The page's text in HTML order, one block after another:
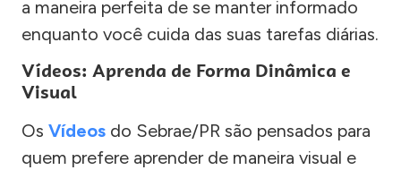
a maneira perfeita de se manter informado
enquanto você cuida das suas tarefas diárias.
Vídeos: Aprenda de Forma Dinâmica e
Visual
Os Vídeos do Sebrae/PR são pensados para
quem prefere aprender de maneira visual e